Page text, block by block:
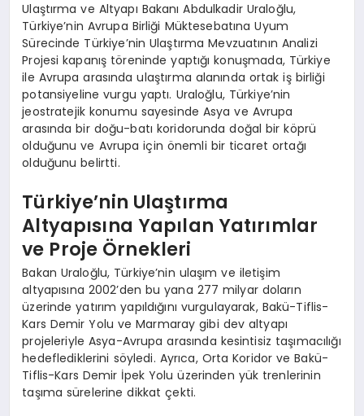
Ulaştırma ve Altyapı Bakanı Abdulkadir Uraloğlu,
Türkiye’nin Avrupa Birliği Müktesebatına Uyum
Sürecinde Türkiye’nin Ulaştırma Mevzuatının Analizi
Projesi kapanış töreninde yaptığı konuşmada, Türkiye
ile Avrupa arasında ulaştırma alanında ortak iş birliği
potansiyeline vurgu yaptı. Uraloğlu, Türkiye’nin
jeostratejik konumu sayesinde Asya ve Avrupa
arasında bir doğu-batı koridorunda doğal bir köprü
olduğunu ve Avrupa için önemli bir ticaret ortağı
olduğunu belirtti.
Türkiye’nin Ulaştırma
Altyapısına Yapılan Yatırımlar
ve Proje Örnekleri
Bakan Uraloğlu, Türkiye’nin ulaşım ve iletişim
altyapısına 2002’den bu yana 277 milyar doların
üzerinde yatırım yapıldığını vurgulayarak, Bakü-Tiflis-
Kars Demir Yolu ve Marmaray gibi dev altyapı
projeleriyle Asya-Avrupa arasında kesintisiz taşımacılığı
hedeflediklerini söyledi. Ayrıca, Orta Koridor ve Bakü-
Tiflis-Kars Demir İpek Yolu üzerinden yük trenlerinin
taşıma sürelerine dikkat çekti.